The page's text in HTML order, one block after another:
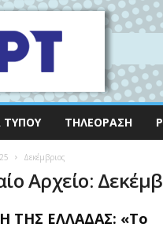
ΤΎΠΟΥ ΤΗΛΕΌΡΑΣΗ
Δεκέμβριος
Αρχείο:
ΤΗΣ ΕΛΛΑΔΑΣ: «Το